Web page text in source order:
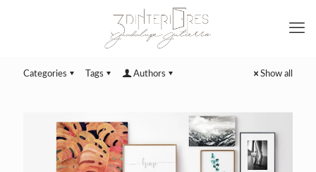
Categories Tags Authors Show all